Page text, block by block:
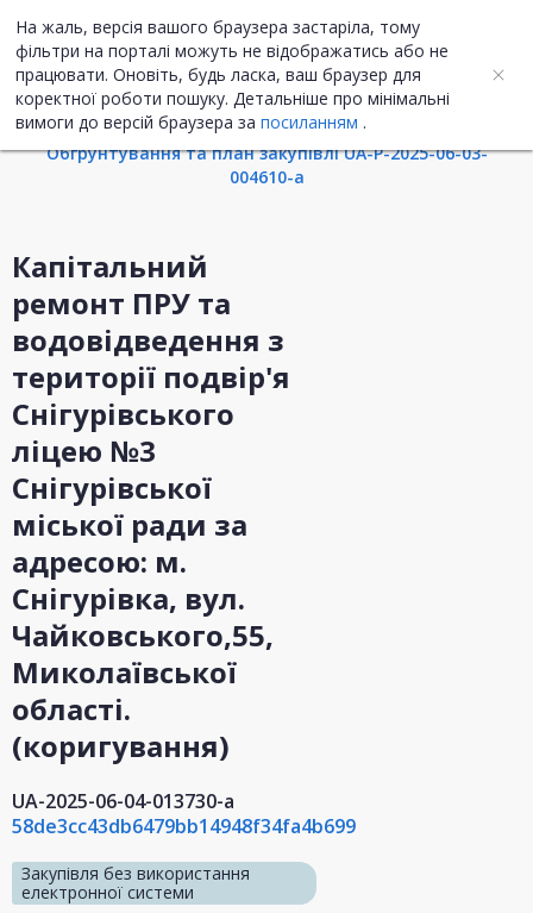
На жаль, версія вашого браузера застаріла, тому
фільтри на порталі можуть не відображатись або не
працювати. Оновіть, будь ласка, ваш браузер для
коректної роботи пошуку. Детальніше про мінімальні
вимоги до версій браузера за посиланням .
UA ENG
Інформація про закупівлю
Обгрунтування та план закупівлі UA-P-2025-06-03-
004610-a
Капітальний
ремонт ПРУ та
водовідведення з
території подвір'я
Снігурівського
ліцею №3
Снігурівської
міської ради за
адресою: м.
Снігурівка, вул.
Чайковського,55,
Миколаївської
області.
(коригування)
UA-2025-06-04-013730-a
58de3cc43db6479bb14948f34fa4b699
Закупівля без використання
електронної системи